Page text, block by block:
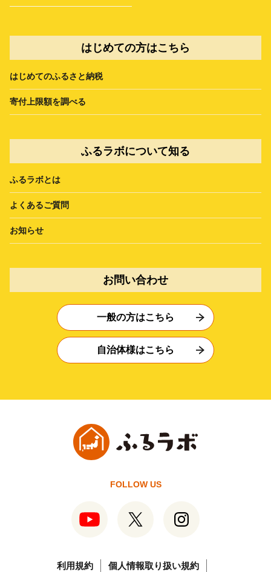
はじめての方はこちら
はじめてのふるさと納税
寄付上限額を調べる
ふるラボについて知る
ふるラボとは
よくあるご質問
お知らせ
お問い合わせ
一般の方はこちら
自治体様はこちら
FOLLOW US
利用規約 個人情報取り扱い規約